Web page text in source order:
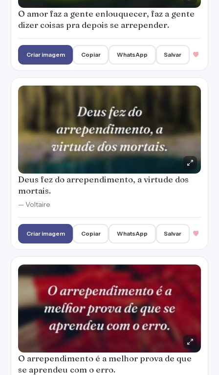
O amor faz a gente enlouquecer, faz a gente
dizer coisas pra depois se arrepender.
Criar imagem Copiar WhatsApp Salvar
Deus fez do arrependimento, a virtude dos
mortais.
— Voltaire
Criar imagem Copiar WhatsApp Salvar
O arrependimento é a melhor prova de que
se aprendeu com o erro.